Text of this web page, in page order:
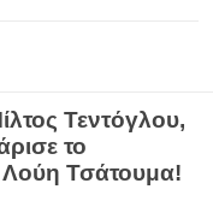
Τεντόγλου,
το
Λούη Τσάτουμα!